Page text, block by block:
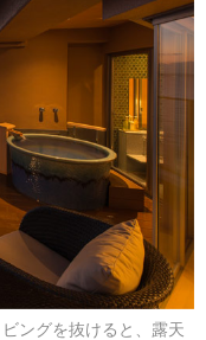
ングを抜けると、露天